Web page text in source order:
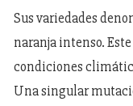
Sus variedades
naranja intenso.
condiciones
Una singular